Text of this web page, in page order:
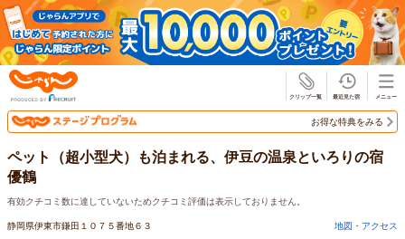
お得な特典をみる
ペット（超小型犬）も泊まれる、伊豆の温泉といろりの宿
優鶴
有効クチコミ数に達していないためクチコミ評価は表示しておりません。
静岡県伊東市鎌田１０７５番地６３ 地図・アクセス